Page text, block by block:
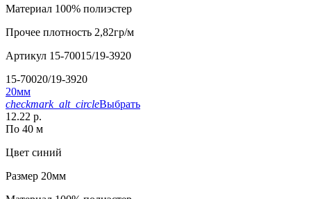
Материал 100% полиэстер
Прочее плотность 2,82гр/м
Артикул 15-70015/19-3920
15-70020/19-3920
20мм
checkmark_alt_circleВыбрать
12.22 р.
По 40 м
Цвет синий
Размер 20мм